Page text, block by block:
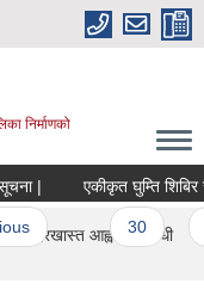
निर्माणको
| एकीकृत घुम्ति शिबिर
… 30
दरखास्त आह्वान सम्बन्धी